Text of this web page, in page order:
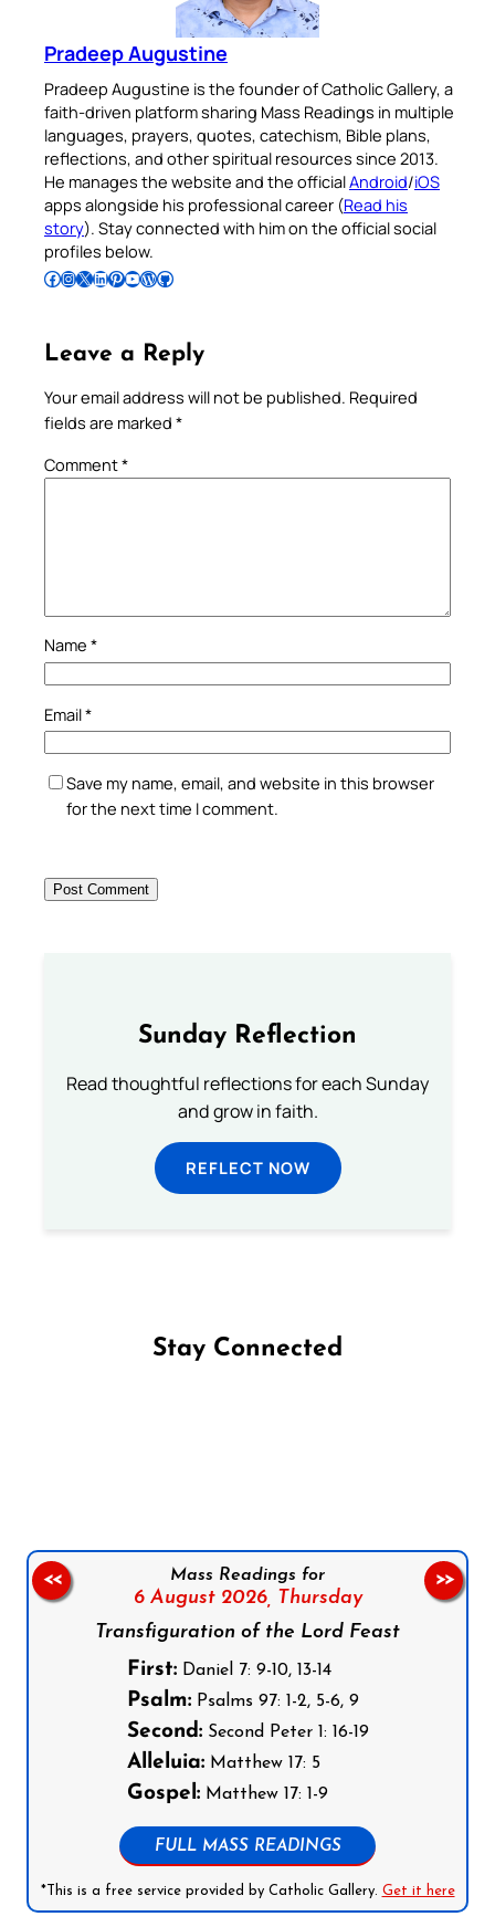
Pradeep Augustine
Pradeep Augustine is the founder of Catholic Gallery, a
faith-driven platform sharing Mass Readings in multiple
languages, prayers, quotes, catechism, Bible plans,
reflections, and other spiritual resources since 2013.
He manages the website and the officialAndroid/iOS
apps alongside his professional career (Read his
story). Stay connected with him on the official social
profiles below.
Follow Pradeep on Facebook Follow Pradeep on InstagramFollow Pradeep on X Follow Pradeep on LinkedIn Follow Pradeep on Pinterest Subscribe to Pradeep’s Youtube Channel Follow Pradeep on WordPress Follow Pradeep on GitHub
Leave a Reply
Your email address will not be published. Required
fields are marked *
Comment*
Name *
Email*
Save my name, email, and website in this browser
for the next time I comment.
Sunday Reflection
Read thoughtful reflections for each Sunday
and grow in faith.
REFLECT NOW
Stay Connected
Mass Readings for
6 August 2026, Thursday
Transfiguration of the Lord Feast
First:Daniel 7: 9-10, 13-14
Psalm:Psalms 97: 1-2, 5-6, 9
Second:Second Peter 1: 16-19
Alleluia:Matthew 17: 5
Gospel:Matthew 17: 1-9
FULL MASS READINGS
*This is a free service provided by Catholic Gallery. Get it here
<< >>